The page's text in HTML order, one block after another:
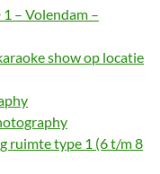
– Volendam –
show op locatie
ruimte type 1 (6 t/m 8